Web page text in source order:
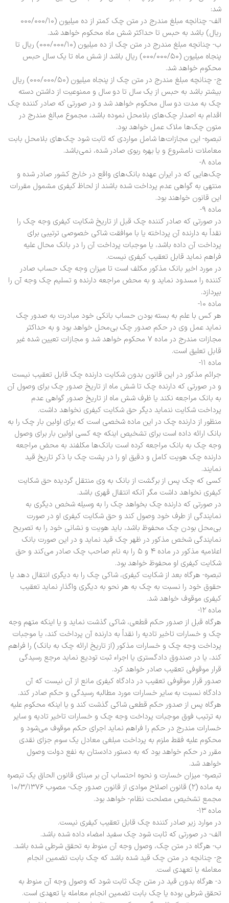
شد:
الف- چنانچه مبلغ مندرج در متن چک کمتر از ده میلیون (۰۰۰/۰۰۰/۱۰
ریال) باشد به حبس تا حداکثر شش ماه محکوم خواهد شد.
ب- چنانچه مبلغ مندرج در متن چک از ده میلیون (۰۰۰/۰۰۰/۱۰) ریال تا
پنجاه میلیون (۰۰۰/۰۰۰/۵۰) ریال باشد از شش ماه تا یک سال حبس
محکوم خواهد شد.
ج- چنانچه مبلغ مندرج در متن چک از پنجاه میلیون (۰۰۰/۰۰۰/۵۰) ریال
بیشتر باشد به حبس از یک سال تا دو سال و ممنوعیت از داشتن دسته
چک به مدت دو سال محکوم خواهد شد و در صورتی که صادر کننده چک
اقدام به اصدار چک‌های بلامحل نموده باشد، مجموع مبالغ مندرج در
متون چک‌ها ملاک عمل خواهد بود.
تبصره- این مجازات‌ها شامل مواردی که ثابت شود چک‌های بلامحل بابت
معاملات نامشروع و یا بهره ربوی صادر شده، نمی‌باشد.
ماده ۸-
چک‌هایی که در ایران عهده بانک‌های واقع در خارج کشور صادر شده و
منتهی به گواهی عدم پرداخت شده باشند از لحاظ کیفری مشمول مقررات
این قانون خواهند بود.
ماده ۹-
در صورتی که صادر کننده چک قبل از تاریخ شکایت کیفری وجه چک را
نقداً به دارنده آن پرداخته یا با موافقت شاکی خصوصی ترتیبی برای
پرداخت آن داده باشد، یا موجبات پرداخت آن را در بانک محال علیه
فراهم نماید قابل تعقیب کیفری نیست.
در مورد اخیر بانک مذکور مکلف است تا میزان وجه چک حساب صادر
کننده را مسدود نماید و به محض مراجعه دارنده و تسلیم چک وجه آن را
بپردازد.
ماده ۱۰-
هر کس با علم به بسته بودن حساب بانکی خود مبادرت به صدور چک
نماید عمل وی در حکم صدور چک بی‌محل خواهد بود و به حداکثر
مجازات مندرج در ماده ۷ محکوم خواهد شد و مجازات تعیین شده غیر
قابل تعلیق است.
ماده ۱۱-
جرائم مذکور در این قانون بدون شکایت دارنده چک قابل تعقیب نیست
و در صورتی که دارنده چک تا شش ماه از تاریخ صدور چک برای وصول آن
به بانک مراجعه نکند یا ظرف شش ماه از تاریخ صدور گواهی عدم
پرداخت شکایت ننماید دیگر حق شکایت کیفری نخواهد داشت.
منظور از دارنده چک در این ماده شخصی است که برای اولین بار چک را به
بانک ارائه داده است برای تشخیص اینکه چه کسی اولین بار برای وصول
وجه چک به بانک مراجعه کرده است بانک‌ها مکلفند به محض مراجعه
دارنده چک هویت کامل و دقیق او را در پشت چک با ذکر تاریخ قید
نمایند.
کسی که چک پس از برگشت از بانک به وی منتقل گردیده حق شکایت
کیفری نخواهد داشت مگر آنکه انتقال قهری باشد.
در صورتی که دارنده چک بخواهد چک را به وسیله شخص دیگری به
نمایندگی از طرف خود وصول کند و حق شکایت کیفری او در صورت
بی‌محل بودن چک محفوظ باشد، باید هویت و نشانی خود را به تصریح
نمایندگی شخص مذکور در ظهر چک قید نماید و در این صورت بانک
اعلامیه مذکور در ماده ۴ و ۵ را به نام صاحب چک صادر می‌کند و حق
شکایت کیفری او محفوظ خواهد بود.
تبصره- هر‌گاه بعد از شکایت کیفری، شاکی چک را به دیگری انتقال دهد یا
حقوق خود را نسبت به چک به هر نحو به دیگری واگذار نماید تعقیب
کیفری موقوف خواهد شد.
ماده ۱۲-
هر‌گاه قبل از صدور حکم قطعی، شاکی گذشت نماید و یا اینکه متهم وجه
چک و خسارات تاخیر تادیه را نقداً به دارنده آن پرداخت کند، یا موجبات
پرداخت وجه چک و خسارات مذکور (از تاریخ ارائه چک به بانک) را فراهم
کند، یا در صندوق دادگستری یا اجراء ثبت تودیع نماید مرجع رسیدگی
قرار موقوفی تعقیب صادر خواهد کرد.
صدور قرار موقوفی تعقیب در دادگاه کیفری مانع از آن نیست که آن
دادگاه نسبت به سایر خسارات مورد مطالبه رسیدگی و حکم صادر کند.
هر‌گاه پس از صدور حکم قطعی شاکی گذشت کند و یا اینکه محکوم علیه
به ترتیب فوق موجبات پرداخت وجه چک و خسارات تاخیر تادیه و سایر
خسارات مندرج در حکم را فراهم نماید اجرای حکم موقوف می‌شود و
محکوم علیه فقط ملزم به پرداخت مبلغی معادل یک سوم جزای نقدی
مقرر در حکم خواهد بود که به دستور دادستان به نفع دولت وصول
خواهد شد.
تبصره- میزان خسارت و نحوه احتساب آن بر مبنای قانون الحاق یک تبصره
به ماده (۲) قانون اصلاح موادی از قانون صدور چک- مصوب ۱۰/۳/۱۳۷۶
مجمع تشخیص مصلحت نظام- خواهد بود.
ماده ۱۳-
در موارد زیر صادر کننده چک قابل تعقیب کیفری نیست.
الف- در صورتی که ثابت شود چک سفید امضاء داده شده باشد.
ب- هر‌گاه در متن چک، وصول وجه آن منوط به تحقق شرطی شده باشد.
ج- چنانچه در متن چک قید شده باشد که چک بابت تضمین انجام
معامله یا تعهدی است.
د- هر‌گاه بدون قید در متن چک ثابت شود که وصول وجه آن منوط به
تحقق شرطی بوده یا چک بابت تضمین انجام معامله یا تعهدی است.